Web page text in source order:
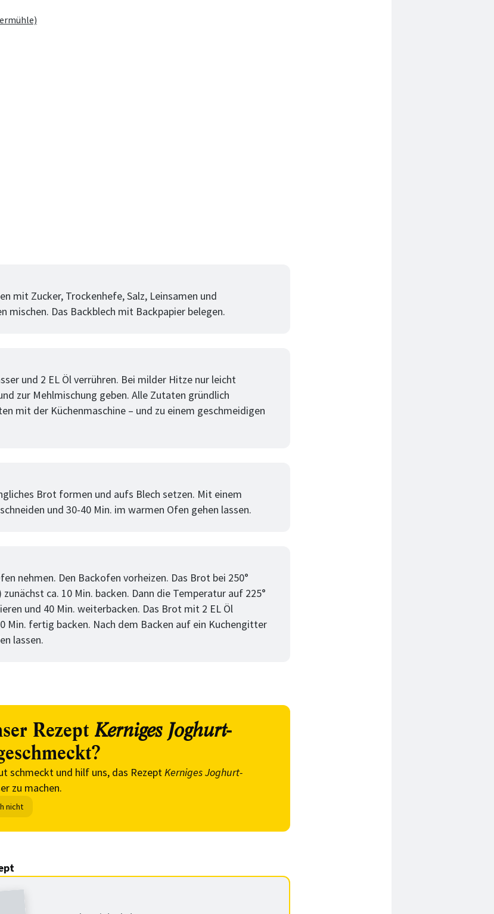
mit Zucker, Trockenhefe, Salz, Leinsamen und
mischen. Das Backblech mit Backpapier belegen.
und 2 EL Öl verrühren. Bei milder Hitze nur leicht
zur Mehlmischung geben. Alle Zutaten gründlich
mit der Küchenmaschine – und zu einem geschmeidigen
Brot formen und aufs Blech setzen. Mit einem
und 30-40 Min. im warmen Ofen gehen lassen.
nehmen. Den Backofen vorheizen. Das Brot bei 250°
ca. 10 Min. backen. Dann die Temperatur auf 225°
und 40 Min. weiterbacken. Das Brot mit 2 EL Öl
Min. fertig backen. Nach dem Backen auf ein Kuchengitter
lassen.
Rezept Kerniges Joghurt-
schmeckt und hilf uns, das RezeptKerniges Joghurt-
zu machen.
nicht